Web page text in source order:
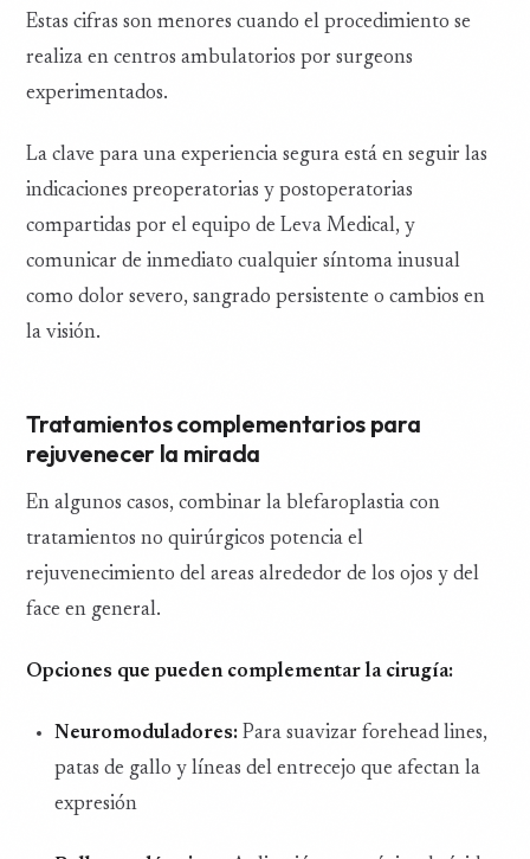
Estas cifras son menores cuando el procedimiento se
realiza en centros ambulatorios por surgeons
experimentados.
La clave para una experiencia segura está en seguir las
indicaciones preoperatorias y postoperatorias
compartidas por el equipo de Leva Medical, y
comunicar de inmediato cualquier síntoma inusual
como dolor severo, sangrado persistente o cambios en
la visión.
Tratamientos complementarios para
rejuvenecer la mirada
En algunos casos, combinar la blefaroplastia con
tratamientos no quirúrgicos potencia el
rejuvenecimiento del areas alrededor de los ojos y del
face en general.
Opciones que pueden complementar la cirugía:
Neuromoduladores: Para suavizar forehead lines,
patas de gallo y líneas del entrecejo que afectan la
expresión